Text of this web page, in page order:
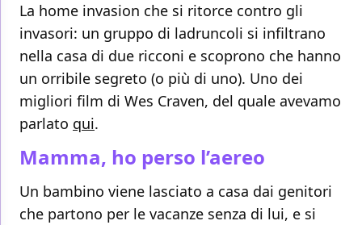
La home invasion che si ritorce contro gli
invasori: un gruppo di ladruncoli si infiltrano
nella casa di due ricconi e scoprono che hanno
un orribile segreto (o più di uno). Uno dei
migliori film di Wes Craven, del quale avevamo
parlato qui.
Mamma, ho perso l’aereo
Un bambino viene lasciato a casa dai genitori
che partono per le vacanze senza di lui, e si